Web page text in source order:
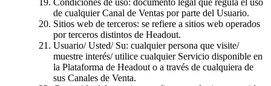
de cualquier Canal de Ventas por parte del Usuario.
Sitios web de terceros: se refiere a sitios web operados
por terceros distintos de Headout.
Usuario/ Usted/ Su: cualquier persona que visite/
muestre interés/ utilice cualquier Servicio disponible en
la Plataforma de Headout o a través de cualquiera de
sus Canales de Venta.